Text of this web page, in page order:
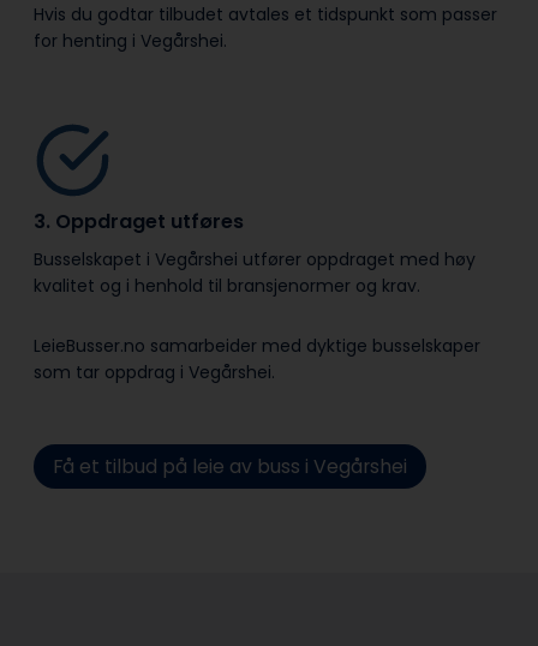
Hvis du godtar tilbudet avtales et tidspunkt som passer
for henting i Vegårshei.
3. Oppdraget utføres
Busselskapet i Vegårshei utfører oppdraget med høy
kvalitet og i henhold til bransje­normer og krav.
LeieBusser.no samarbeider med dyktige busselskaper
som tar oppdrag i Vegårshei.
Få et tilbud på leie av buss i Vegårshei